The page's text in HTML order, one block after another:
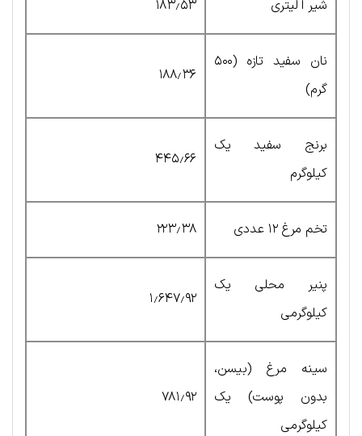
شیر ا لیتری ۱۸۳٫۵۳
نان سفید تازه (۵۰۰
گرم)
۱۸۸٫۳۶
برنج سفید یک
کیلوگرم
۴۴۵٫۶۶
تخم مرغ ۱۲ عددی ۲۲۳٫۳۸
پنیر محلی یک
کیلوگرمی
۱٫۶۴۷٫۹۲
سینه مرغ (بیسن،
بدون پوست) یک
کیلوگرمی
۷۸۱٫۹۲